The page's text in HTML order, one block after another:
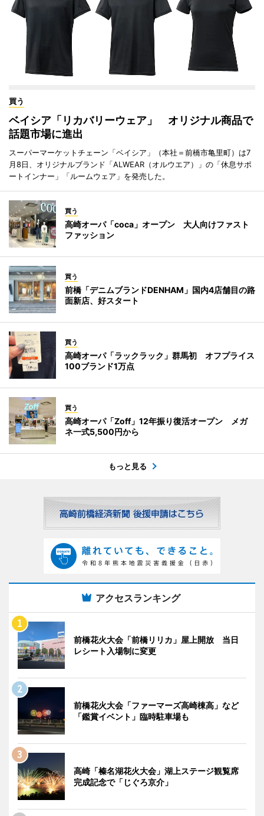
買う
ベイシア「リカバリーウェア」 オリジナル商品で
話題市場に進出
スーパーマーケットチェーン「ベイシア」（本社＝前橋市亀里町）は7
月8日、オリジナルブランド「ALWEAR（オルウエア）」の「休息サポ
ートインナー」「ルームウェア」を発売した。
買う
高崎オーパ「coca」オープン 大人向けファスト
ファッション
買う
前橋「デニムブランドDENHAM」国内4店舗目の路
面新店、好スタート
買う
高崎オーパ「ラックラック」群馬初 オフプライス
100ブランド1万点
買う
高崎オーパ「Zoff」12年振り復活オープン メガ
ネ一式5,500円から
もっと見る
アクセスランキング
前橋花火大会「前橋リリカ」屋上開放 当日
レシート入場制に変更
前橋花火大会「ファーマーズ高崎棟高」など
「鑑賞イベント」臨時駐車場も
高崎「榛名湖花火大会」湖上ステージ観覧席
完成記念で「じぐろ京介」